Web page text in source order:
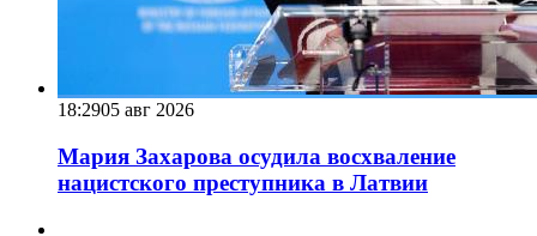
18:2905 авг 2026
Мария Захарова осудила восхваление
нацистского преступника в Латвии